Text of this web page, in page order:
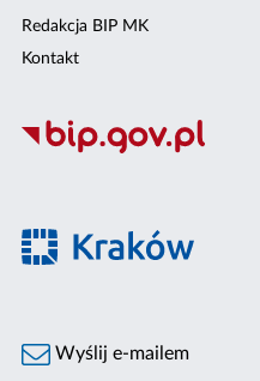
Redakcja BIP MK
Kontakt
Wyślij e-mailem